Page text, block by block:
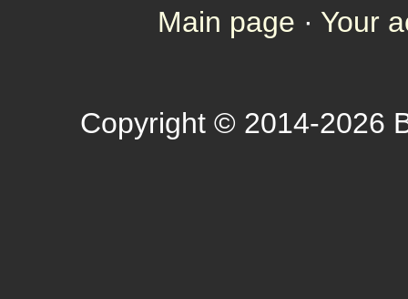
Main page · Your
Copyright © 2014-2026